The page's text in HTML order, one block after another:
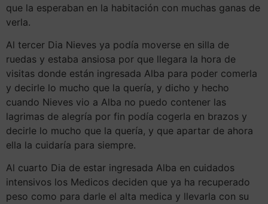
que la esperaban en la habitación con muchas ganas de
verla.
Al tercer Dia Nieves ya podía moverse en silla de
ruedas y estaba ansiosa por que llegara la hora de
visitas donde están ingresada Alba para poder comerla
y decirle lo mucho que la quería, y dicho y hecho
cuando Nieves vio a Alba no puedo contener las
lagrimas de alegría por fin podía cogerla en brazos y
decirle lo mucho que la quería, y que apartar de ahora
ella la cuidaría para siempre.
Al cuarto Dia de estar ingresada Alba en cuidados
intensivos los Medicos deciden que ya ha recuperado
peso como para darle el alta medica y llevarla con su